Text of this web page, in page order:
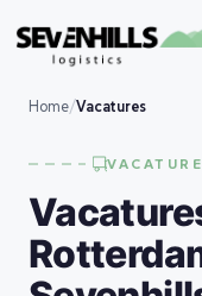
Home/Vacatures